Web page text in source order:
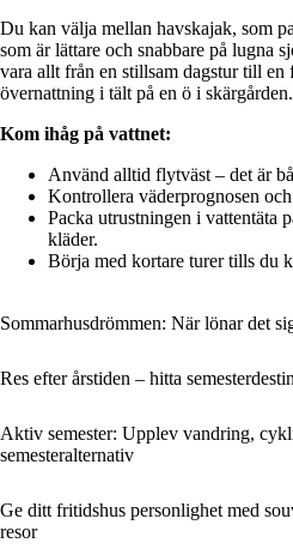
Du kan välja mellan havskajak, som
som är lättare och snabbare på lugna
vara allt från en stillsam dagstur till en
övernattning i tält på en ö i skärgården.
Kom ihåg på vattnet:
Använd alltid flytväst – det är
Kontrollera väderprognosen
Packa utrustningen i vattentäta
kläder.
Börja med kortare turer tills du
Sommarhusdrömmen: När lönar det
Res efter årstiden – hitta
Aktiv semester: Upplev vandring,
semesteralternativ
Ge ditt fritidshus personlighet med
resor